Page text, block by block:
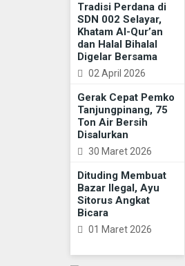
Tradisi Perdana di
SDN 002 Selayar,
Khatam Al-Qur’an
dan Halal Bihalal
Digelar Bersama
02 April 2026
Gerak Cepat Pemko
Tanjungpinang, 75
Ton Air Bersih
Disalurkan
30 Maret 2026
Dituding Membuat
Bazar Ilegal, Ayu
Sitorus Angkat
Bicara
01 Maret 2026